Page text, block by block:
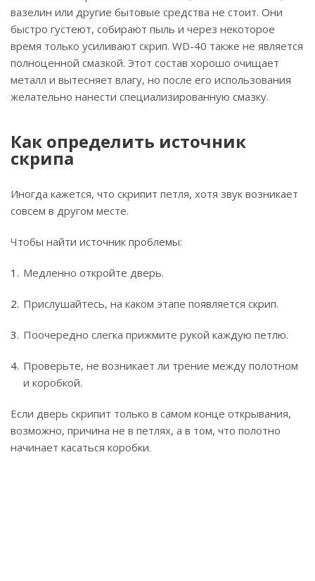
вазелин или другие бытовые средства не стоит. Они
быстро густеют, собирают пыль и через некоторое
время только усиливают скрип. WD-40 также не является
полноценной смазкой. Этот состав хорошо очищает
металл и вытесняет влагу, но после его использования
желательно нанести специализированную смазку.
Как определить источник
скрипа
Иногда кажется, что скрипит петля, хотя звук возникает
совсем в другом месте.
Чтобы найти источник проблемы:
Медленно откройте дверь.
Прислушайтесь, на каком этапе появляется скрип.
Поочередно слегка прижмите рукой каждую петлю.
Проверьте, не возникает ли трение между полотном
и коробкой.
Если дверь скрипит только в самом конце открывания,
возможно, причина не в петлях, а в том, что полотно
начинает касаться коробки.